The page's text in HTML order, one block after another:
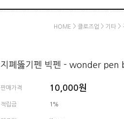
HOME > 클로즈업 > 기타 >
지폐뚫기펜 빅펜 - wonder pen
판매가격 10,000원
적립금 1%